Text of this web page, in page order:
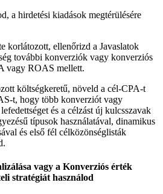
a hirdetési kiadások megtérülésére
korlátozott, ellenőrizd a Javaslatok
további konverziók vagy konverziós
vagy ROAS mellett.
költségkeretű, növeld a cél-CPA-t
t, hogy több konverziót vagy
és a célzást új kulcsszavak
típusok használatával, dinamikus
és első fél célközönséglisták
vagy a Konverziós érték
stratégiát használod